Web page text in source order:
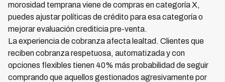
morosidad temprana viene de compras en categoría X,
puedes ajustar políticas de crédito para esa categoría o
mejorar evaluación crediticia pre-venta.
La experiencia de cobranza afecta lealtad. Clientes que
reciben cobranza respetuosa, automatizada y con
opciones flexibles tienen 40% más probabilidad de seguir
comprando que aquellos gestionados agresivamente por